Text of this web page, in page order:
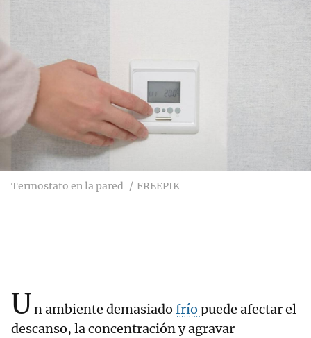
Termostato en la pared FREEPIK
Un ambiente demasiado frío puede afectar el
descanso, la concentración y agravar